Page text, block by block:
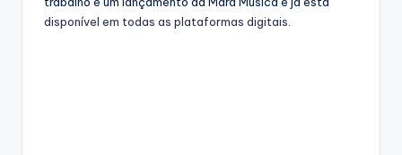
disponível em todas as plataformas digitais.